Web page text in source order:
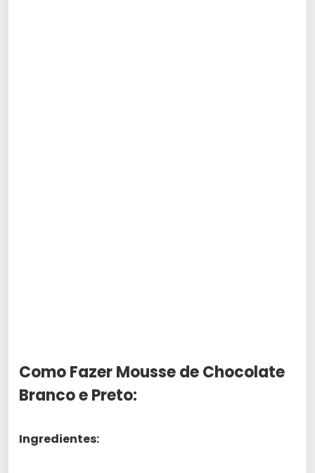
Como Fazer Mousse de Chocolate
Branco e Preto:
Ingredientes: